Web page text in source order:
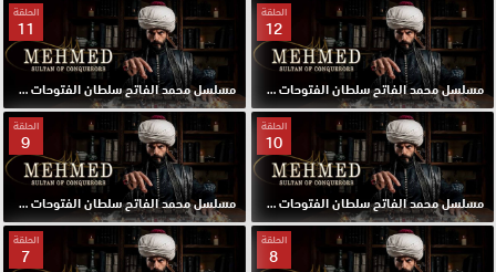
الحلقة
12
مسلسل محمد الفاتح سلطان الفتوحات مترجم الحلقة 12 HD
الحلقة
11
مسلسل محمد الفاتح سلطان الفتوحات مترجم الحلقة 11 HD
الحلقة
10
مسلسل محمد الفاتح سلطان الفتوحات مترجم الحلقة 10 HD
الحلقة
9
مسلسل محمد الفاتح سلطان الفتوحات مترجم الحلقة 9 HD
الحلقة
8
الحلقة
7